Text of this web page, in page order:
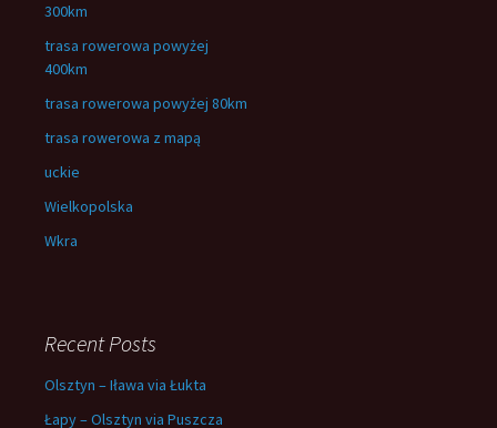
300km
trasa rowerowa powyżej
400km
trasa rowerowa powyżej 80km
trasa rowerowa z mapą
uckie
Wielkopolska
Wkra
Recent Posts
Olsztyn – Iława via Łukta
Łapy – Olsztyn via Puszcza